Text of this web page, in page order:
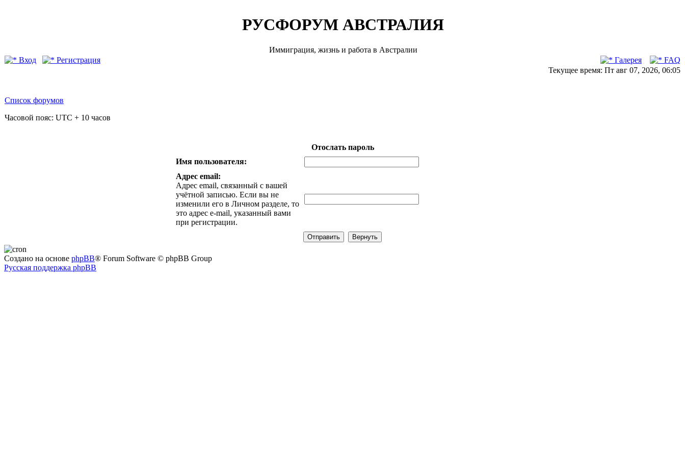
РУСФОРУМ АВСТРАЛИЯ
Иммиграция, жизнь и работа в Австралии
Вход
Регистрация Галерея
FAQ
Текущее время: Пт авг 07, 2026, 06:05
Список форумов
Часовой пояс: UTC + 10 часов
Отослать пароль
Имя пользователя:
Адрес email:
Адрес email, связанный с вашей
учётной записью. Если вы не
изменили его в Личном разделе, то
это адрес e-mail, указанный вами
при регистрации.
Создано на основе phpBB® Forum Software © phpBB Group
Русская поддержка phpBB